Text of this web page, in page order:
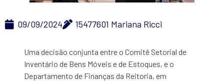
09/09/2024 15477601 Mariana Ricci
Uma decisão conjunta entre o Comitê Setorial de
Inventário de Bens Móveis e de Estoques, e o
Departamento de Finanças da Reitoria, em